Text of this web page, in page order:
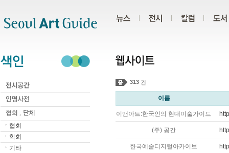
협회
학회
기타
313 건
이름
이앤아트:한국인의 현대미술가이드
(주) 공간
한국예술디지털아카이브